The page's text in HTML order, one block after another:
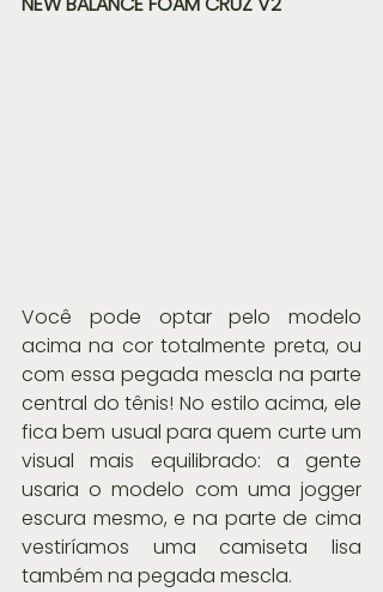
Você pode optar pelo modelo
acima na cor totalmente preta, ou
com essa pegada mescla na parte
central do tênis! No estilo acima, ele
fica bem usual para quem curte um
visual mais equilibrado: a gente
usaria o modelo com uma jogger
escura mesmo, e na parte de cima
vestiríamos uma camiseta lisa
também na pegada mescla.